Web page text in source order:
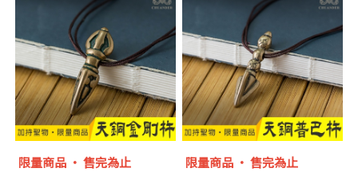
限量商品 ‧ 售完為止
限量商品 ‧ 售完為止